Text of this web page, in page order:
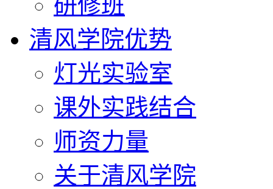
清风学院优势
灯光实验室
课外实践结合
师资力量
关于清风学院